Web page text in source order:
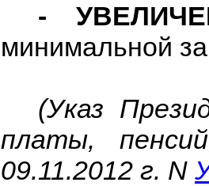
-
минимальной
(Указ
платы,
09.11.2012 г. N